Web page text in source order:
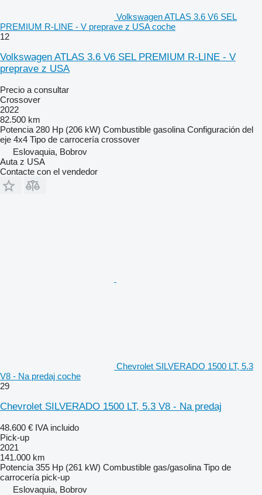
Volkswagen ATLAS 3.6 V6 SEL
PREMIUM R-LINE - V preprave z USA coche
12
Volkswagen ATLAS 3.6 V6 SEL PREMIUM R-LINE - V
preprave z USA
Precio a consultar
Crossover
2022
82.500 km
Potencia 280 Hp (206 kW) Combustible gasolina Configuración del
eje 4x4 Tipo de carrocería crossover
Eslovaquia, Bobrov
Auta z USA
Contacte con el vendedor
Chevrolet SILVERADO 1500 LT, 5.3
V8 - Na predaj coche
29
Chevrolet SILVERADO 1500 LT, 5.3 V8 - Na predaj
48.600 € IVA incluido
Pick-up
2021
141.000 km
Potencia 355 Hp (261 kW) Combustible gas/gasolina Tipo de
carrocería pick-up
Eslovaquia, Bobrov